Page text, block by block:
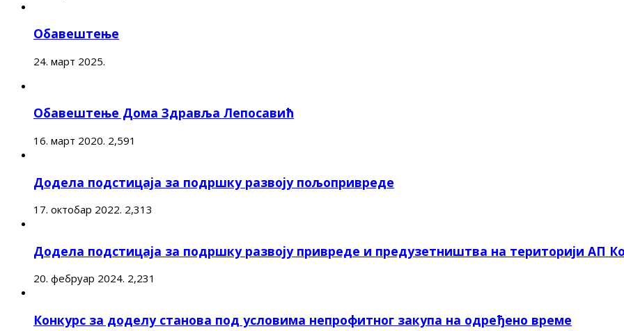
Обавештење
24. март 2025.
Обавештење Дома Здравља Лепосавић
16. март 2020. 2,591
Додела подстицаја за подршку развоју пољопривреде
17. октобар 2022. 2,313
Додела подстицаја за подршку развоју привреде и предузетништва на територији АП
20. фебруар 2024. 2,231
Конкурс за доделу станова под условима непрофитног закупа на одређено време